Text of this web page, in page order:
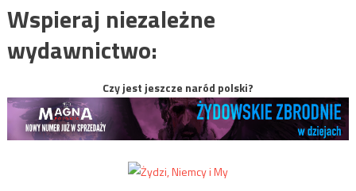
Wspieraj niezależne
wydawnictwo:
Czy jest jeszcze naród polski?